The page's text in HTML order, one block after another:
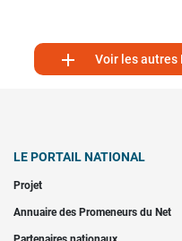
 Voir les autres
LE PORTAIL NATIONAL
Projet
Annuaire des Promeneurs du Net